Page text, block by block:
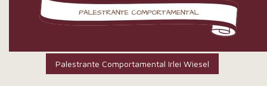
Palestrante Comportamental Irlei Wiesel